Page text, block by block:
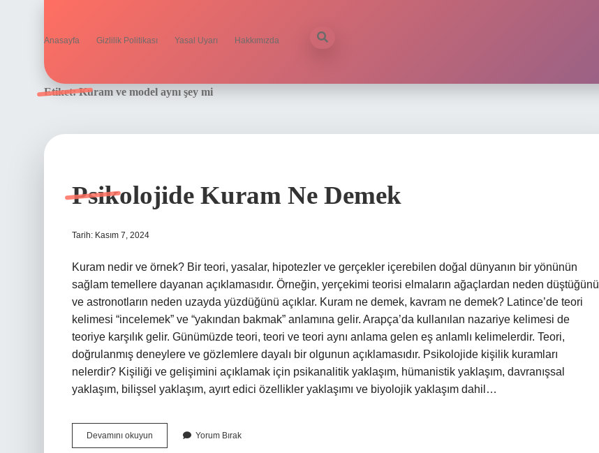
Anasayfa Gizlilik Politikası Yasal Uyarı Hakkımızda
Etiket:Kuram ve model aynı şey mi
Psikolojide Kuram Ne Demek
Tarih: Kasım 7, 2024
Kuram nedir ve örnek? Bir teori, yasalar, hipotezler ve gerçekler içerebilen doğal dünyanın bir yönünün
sağlam temellere dayanan açıklamasıdır. Örneğin, yerçekimi teorisi elmaların ağaçlardan neden düştüğünü
ve astronotların neden uzayda yüzdüğünü açıklar. Kuram ne demek, kavram ne demek? Latince’de teori
kelimesi “incelemek” ve “yakından bakmak” anlamına gelir. Arapça’da kullanılan nazariye kelimesi de
teoriye karşılık gelir. Günümüzde teori, teori ve teori aynı anlama gelen eş anlamlı kelimelerdir. Teori,
doğrulanmış deneylere ve gözlemlere dayalı bir olgunun açıklamasıdır. Psikolojide kişilik kuramları
nelerdir? Kişiliği ve gelişimini açıklamak için psikanalitik yaklaşım, hümanistik yaklaşım, davranışsal
yaklaşım, bilişsel yaklaşım, ayırt edici özellikler yaklaşımı ve biyolojik yaklaşım dahil…
Devamını okuyun Psikolojide
Kuram
Yorum Bırak